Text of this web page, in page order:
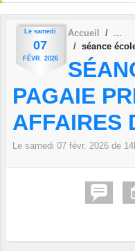
Le samedi
07
FÉVR. 2026
Accueil
séance
PAGAIE
AFFAIRES
Le samedi 07 févr. 2026 de